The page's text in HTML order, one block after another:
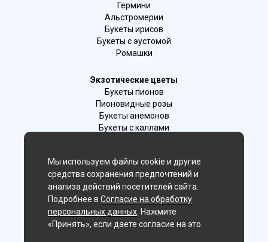
Гермини
Альстромерии
Букеты ирисов
Букеты с эустомой
Ромашки
Экзотические цветы
Букеты пионов
Пионовидные розы
Букеты анемонов
Букеты с каллами
Лаванда
Гиацинты
Мы в соц. сетях:
Искитим
Мы используем файлы cookie и другие
средства сохранения предпочтений и
анализа действий посетителей сайта.
Подробнее в Согласие на обработку
персональных данных . Нажмите
«Принять», если даете согласие на это.